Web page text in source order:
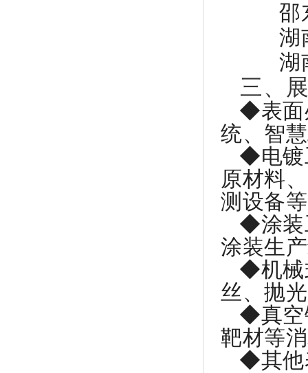
邵
湖
湖
三、
◆表面
统、智
◆电镀
原材料
测设备
◆涂装
涂装生
◆机械
丝、抛
◆真空
靶材等
◆其他